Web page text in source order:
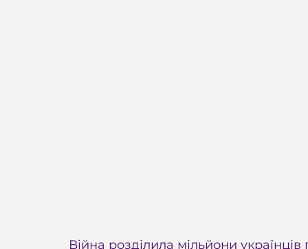
Війна розділила мільйони